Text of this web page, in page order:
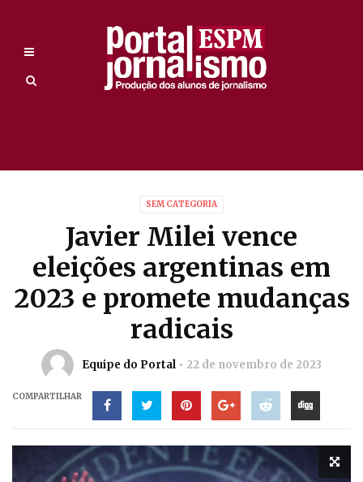
SEM CATEGORIA
Javier Milei vence
eleições argentinas em
2023 e promete mudanças
radicais
Equipe do Portal 22 de novembro de 2023
COMPARTILHAR